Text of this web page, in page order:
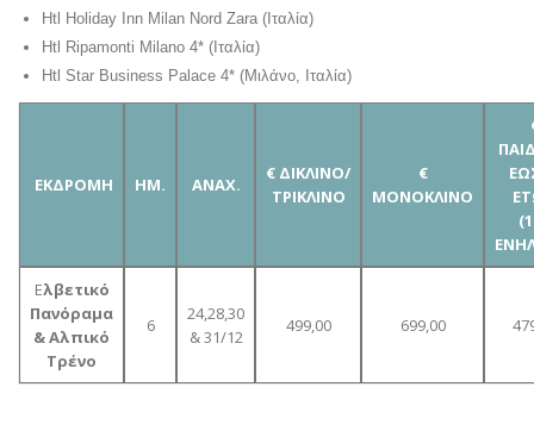
Htl Holiday Inn Milan Nord Zara (Ιταλία)
Htl Ripamonti Milano 4* (Ιταλία)
Htl Star Business Palace 4* (Μιλάνο, Ιταλία)
ΕΚΔΡΟΜΗ ΗΜ. ΑΝΑΧ.
€ ΔΙΚΛΙΝΟ/
ΤΡΙΚΛΙΝΟ
€
ΜΟΝΟΚΛΙΝΟ
Ελβετικό
Πανόραμα
& Αλπικό
Τρένο
6
24,28,30
& 31/12
499,00 699,00